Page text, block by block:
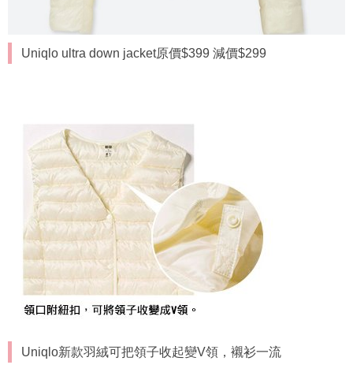
Uniqlo ultra down jacket原價$399 減價$299
Uniqlo新款羽絨可把領子收起變V領，襯衫一流